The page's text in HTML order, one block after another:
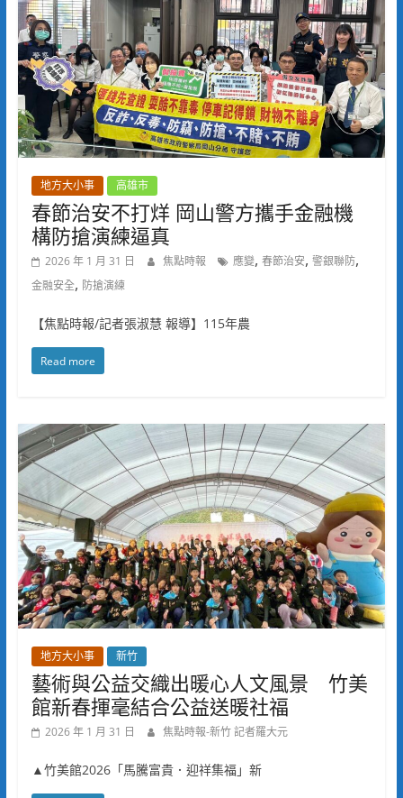
地方大小事 高雄市
春節治安不打烊 岡山警方攜手金融機
構防搶演練逼真
2026 年 1 月 31 日 焦點時報 應變, 春節治安, 警銀聯防,
金融安全, 防搶演練
【焦點時報/記者張淑慧 報導】115年農
Read more
地方大小事 新竹
藝術與公益交織出暖心人文風景 竹美
館新春揮毫結合公益送暖社福
2026 年 1 月 31 日 焦點時報-新竹 記者羅大元
▲竹美館2026「馬騰富貴．迎祥集福」新